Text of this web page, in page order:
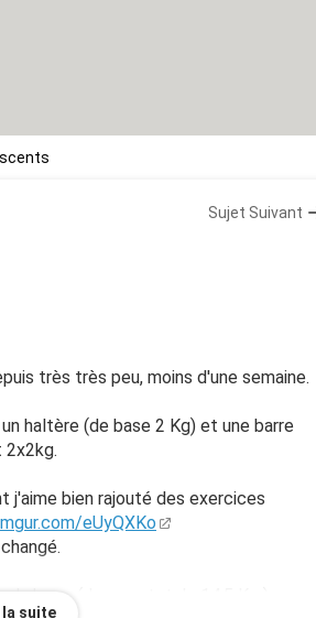
Sujet Suivant
très très peu, moins d'une semaine.
haltère (de base 2 Kg) et une barre
2x2kg.
j'aime bien rajouté des exercices
eUyQXKo
la barre (donc au totale 14,5 Kg )
suite